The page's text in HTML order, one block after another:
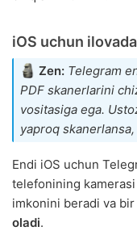
iOS uchun
Zen: Telegram
PDF skanerlarini
vositasiga ega.
yaproq
Endi iOS uchun
telefonining
imkonini beradi va
oladi.